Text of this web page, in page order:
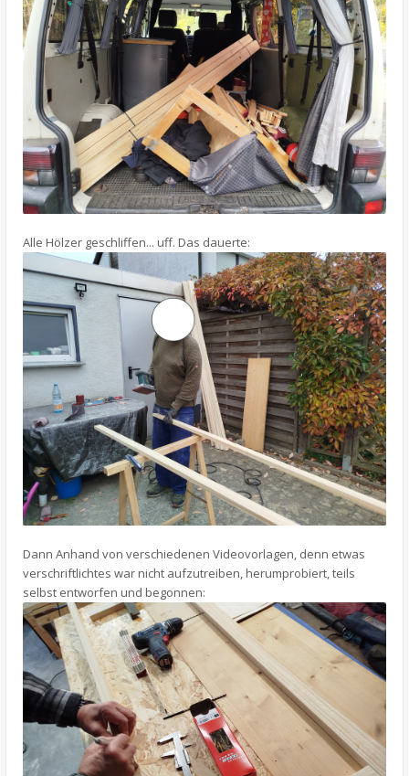
Alle Hölzer geschliffen... uff. Das dauerte:
Dann Anhand von verschiedenen Videovorlagen, denn etwas
verschriftlichtes war nicht aufzutreiben, herumprobiert, teils
selbst entworfen und begonnen: